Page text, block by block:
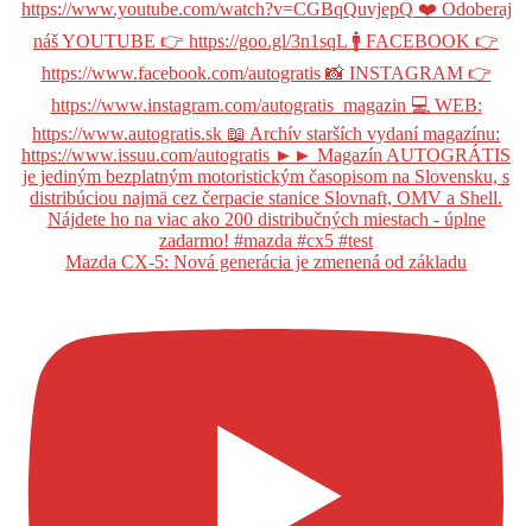
Mazda CX-5: Nová generácia je zmenená od základu